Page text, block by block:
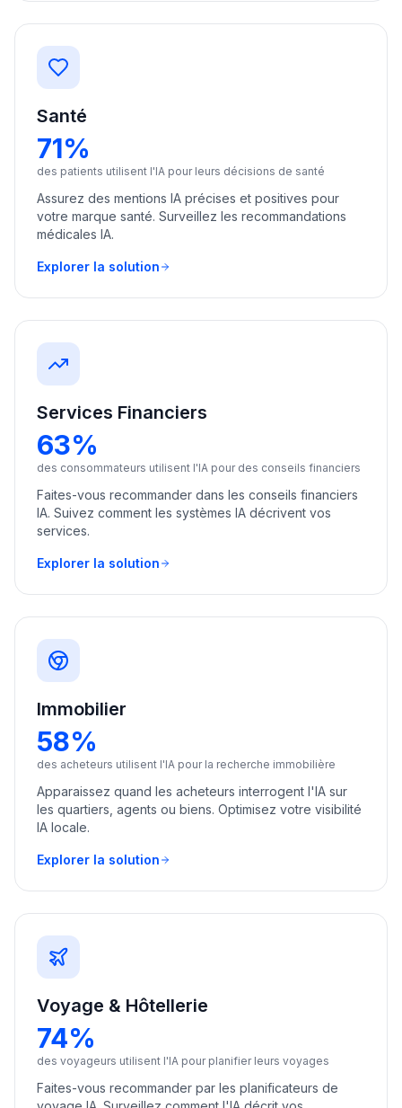
Santé
71%
des patients utilisent l'IA pour leurs décisions de santé
Assurez des mentions IA précises et positives pour
votre marque santé. Surveillez les recommandations
médicales IA.
Explorer la solution
Services Financiers
63%
des consommateurs utilisent l'IA pour des conseils financiers
Faites-vous recommander dans les conseils financiers
IA. Suivez comment les systèmes IA décrivent vos
services.
Explorer la solution
Immobilier
58%
des acheteurs utilisent l'IA pour la recherche immobilière
Apparaissez quand les acheteurs interrogent l'IA sur
les quartiers, agents ou biens. Optimisez votre visibilité
IA locale.
Explorer la solution
Voyage & Hôtellerie
74%
des voyageurs utilisent l'IA pour planifier leurs voyages
Faites-vous recommander par les planificateurs de